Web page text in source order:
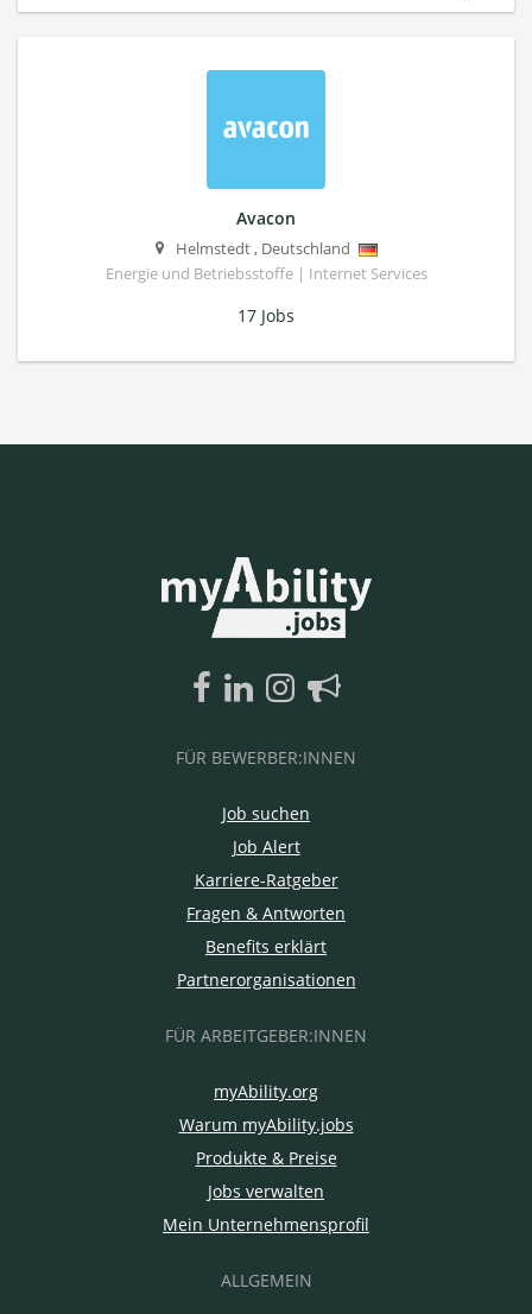
Avacon
Helmstedt, Deutschland
Energie und Betriebsstoffe | Internet Services
17 Jobs
FÜR BEWERBER:INNEN
Job suchen
Job Alert
Karriere-Ratgeber
Fragen & Antworten
Benefits erklärt
Partnerorganisationen
FÜR ARBEITGEBER:INNEN
myAbility.org
Warum myAbility.jobs
Produkte & Preise
Jobs verwalten
Mein Unternehmensprofil
ALLGEMEIN